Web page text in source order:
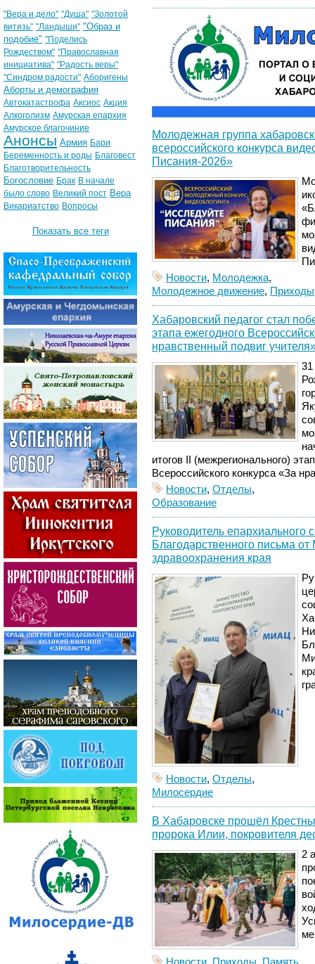
Молодежная группа
всероссийского конкурса
Писания-2026»
Новости, Молодежка,
Молодежное движение, Приходы
Хабаровский педагог стал
этапа ежегодного
нравственный подвиг
31
итогов II (межрегионального)
Всероссийского конкурса «За
Новости, Отделы,
Образование
Руководитель епархиального
Благодарственного письма от
здравоохранения края
Новости, Отделы,
Милосердие
В Хабаровске прошёл
пророка Илии, покровителя
2
"Вера и дело" "Душа" "Золотой
витязь" "Ландыши" "Образ и
подобие" "Поделись
Рождеством" "Православная
инициатива" "Радость веры"
"Синдром радости" Аборигены
Аборты и демография
Автокатастрофа Аксиос Акция
Алкоголизм Амурская епархия
Амурское благочиние
Анонсы Армия Бари
Беременность и роды Благовест
Благотворительность
Богословие Брак В начале
было слово Великий пост Вера
Викариатство Вопросы
Показать все теги